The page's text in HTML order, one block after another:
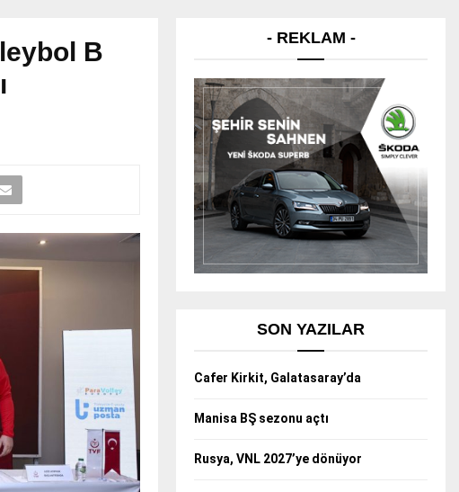
B
- REKLAM -
SON YAZILAR
Cafer Kirkit, Galatasaray’da
Manisa BŞ sezonu açtı
Rusya, VNL 2027’ye dönüyor